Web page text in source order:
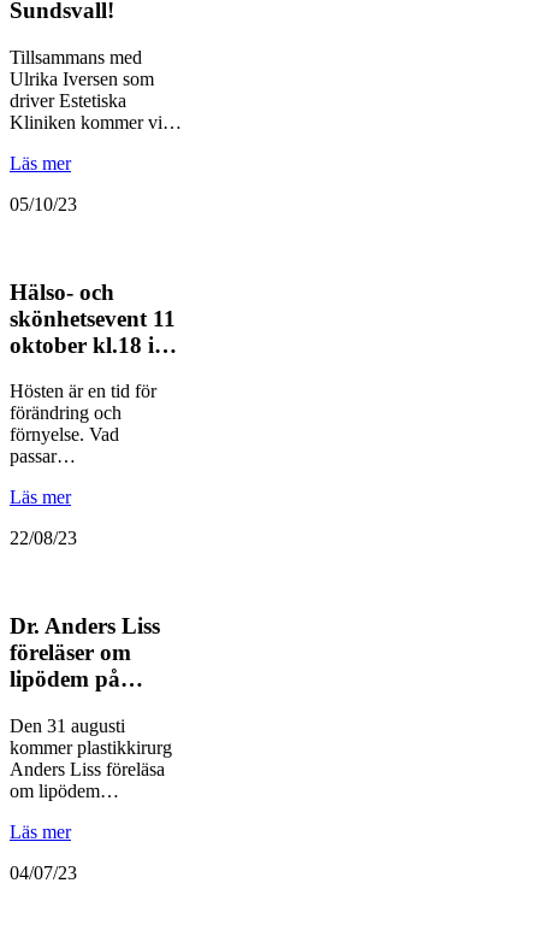
Sundsvall!
Tillsammans med
Ulrika Iversen som
driver Estetiska
Kliniken kommer vi…
Läs mer
05/10/23
Hälso- och
skönhetsevent 11
oktober kl.18 i…
Hösten är en tid för
förändring och
förnyelse. Vad
passar…
Läs mer
22/08/23
Dr. Anders Liss
föreläser om
lipödem på…
Den 31 augusti
kommer plastikkirurg
Anders Liss föreläsa
om lipödem…
Läs mer
04/07/23